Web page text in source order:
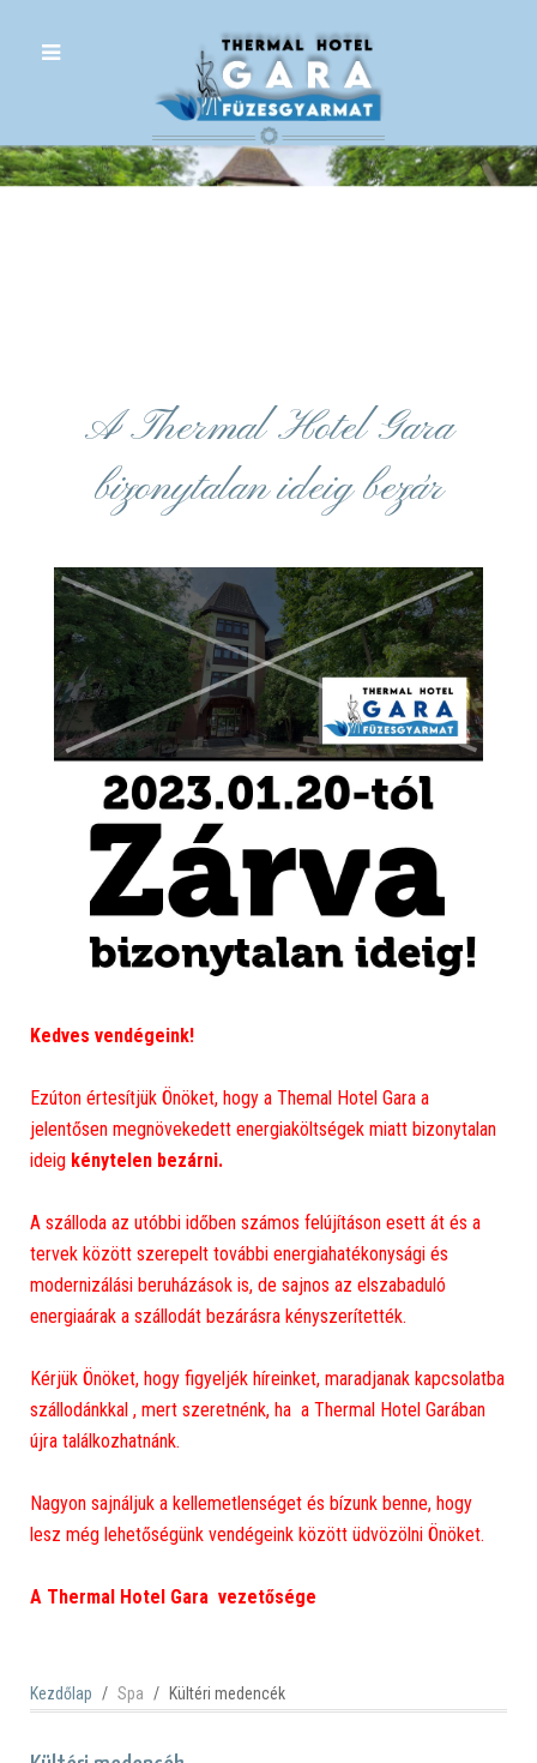
A Thermal Hotel Gara
bizonytalan ideig bezár
Kedves vendégeink!
Ezúton értesítjük Önöket, hogy a Themal Hotel Gara a
jelentősen megnövekedett energiaköltségek miatt bizonytalan
ideig kénytelen bezárni.
A szálloda az utóbbi időben számos felújításon esett át és a
tervek között szerepelt további energiahatékonysági és
modernizálási beruházások is, de sajnos az elszabaduló
energiaárak a szállodát bezárásra kényszerítették.
Kérjük Önöket, hogy figyeljék híreinket, maradjanak kapcsolatba
szállodánkkal , mert szeretnénk, ha a Thermal Hotel Garában
újra találkozhatnánk.
Nagyon sajnáljuk a kellemetlenséget és bízunk benne, hogy
lesz még lehetőségünk vendégeink között üdvözölni Önöket.
A Thermal Hotel Gara vezetősége
Kezdőlap Spa Kültéri medencék